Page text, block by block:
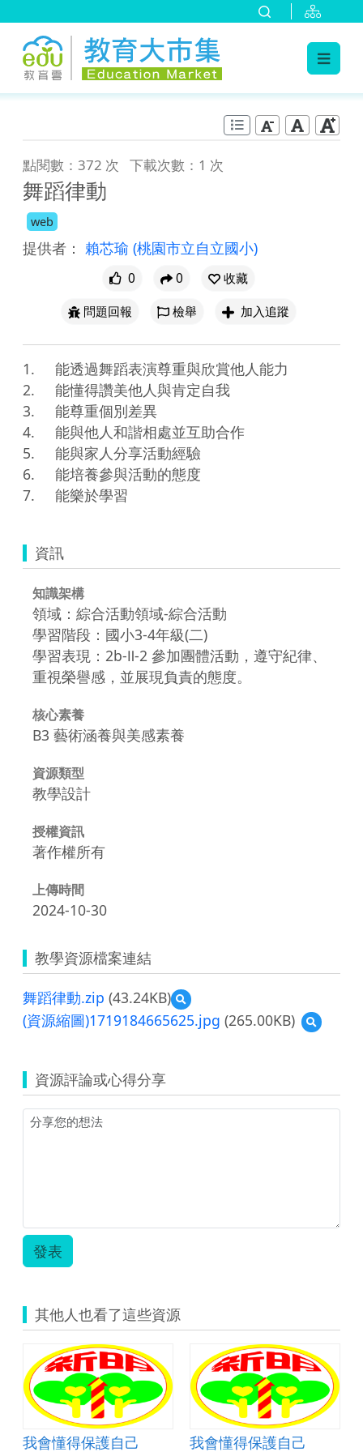
點閱數：372 次 下載次數：1 次
舞蹈律動
web
提供者： 賴芯瑜 (桃園市立自立國小)
0 0
收藏
問題回報
檢舉 加入追蹤
1.	能透過舞蹈表演尊重與欣賞他人能力
2.	能懂得讚美他人與肯定自我
3.	能尊重個別差異
4.	能與他人和諧相處並互助合作
5.	能與家人分享活動經驗
6.	能培養參與活動的態度
7.	能樂於學習
資訊
知識架構
領域：綜合活動領域-綜合活動
學習階段：國小3-4年級(二)
學習表現：2b-Ⅱ-2 參加團體活動，遵守紀律、
重視榮譽感，並展現負責的態度。
核心素養
B3 藝術涵養與美感素養
資源類型
教學設計
授權資訊
著作權所有
上傳時間
2024-10-30
教學資源檔案連結
舞蹈律動.zip (43.24KB)
預
覽
舞
(資源縮圖)1719184665625.jpg (265.00KB)
預
覽
圖
資源評論或心得分享
發表
其他人也看了這些資源
我會懂得保護自己 我會懂得保護自己